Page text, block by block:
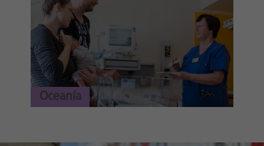
Oceanía